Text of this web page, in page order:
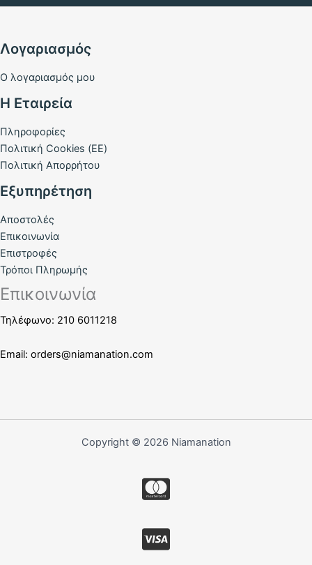
Λογαριασμός
Ο λογαριασμός μου
Η Εταιρεία
Πληροφορίες
Πολιτική Cookies (ΕΕ)
Πολιτική Απορρήτου
Εξυπηρέτηση
Αποστολές
Επικοινωνία
Επιστροφές
Τρόποι Πληρωμής
Επικοινωνία
Τηλέφωνο: 210 6011218
Email: orders@niamanation.com
Copyright © 2026 Niamanation